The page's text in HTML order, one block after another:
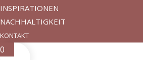
INSPIRATIONEN
NACHHALTIGKEIT
KONTAKT
0